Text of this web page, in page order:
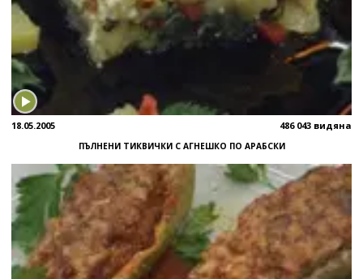
18.05.2005 486 043 видяна
ПЪЛНЕНИ ТИКВИЧКИ С АГНЕШКО ПО АРАБСКИ